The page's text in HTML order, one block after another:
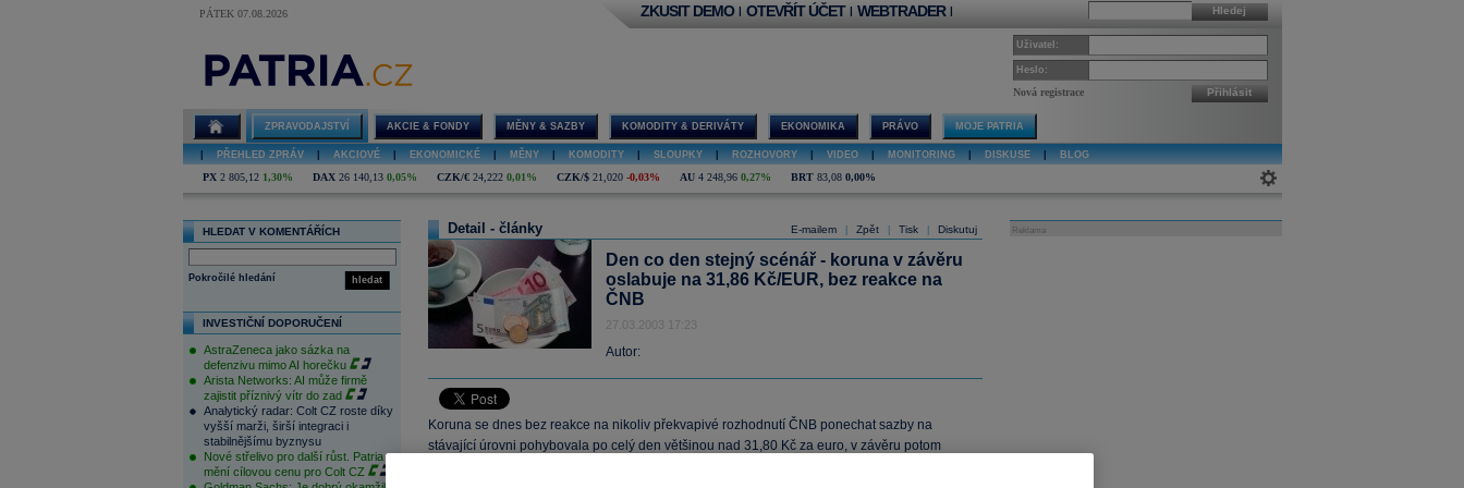
PÁTEK 07.08.2026 Hledej
ZKUSIT DEMO | OTEVŘÍT ÚČET | WEBTRADER |
Uživatel:
Heslo:
Nová registrace Přihlásit
ZPRAVODAJSTVÍ AKCIE & FONDY MĚNY & SAZBY KOMODITY & DERIVÁTY EKONOMIKA PRÁVO MOJE PATRIA
PŘEHLED ZPRÁV AKCIOVÉ EKONOMICKÉ MĚNY KOMODITY SLOUPKY ROZHOVORY VIDEO MONITORING DISKUSE BLOG
PX 2 805,12 1,30% DAX 26 140,13 0,05% CZK/€ 24,222 0,01% CZK/$ 21,020 -0,03% AU 4 248,96 0,27% BRT 83,08 0,00%
HLEDAT V KOMENTÁŘÍCH
hledat
Pokročilé hledání
INVESTIČNÍ DOPORUČENÍ
AstraZeneca jako sázka na
defenzivu mimo AI horečku
Arista Networks: AI může firmě
zajistit příznivý vítr do zad
Analytický radar: Colt CZ roste díky
vyšší marži, širší integraci i
stabilnějšímu byznysu
Nové střelivo pro další růst. Patria
mění cílovou cenu pro Colt CZ
E-mailem Zpět Tisk Diskutuj
Detail - články
Den co den stejný scénář - koruna v závěru
oslabuje na 31,86 Kč/EUR, bez reakce na
ČNB
27.03.2003 17:23
Autor:
Koruna se dnes bez reakce na nikoliv překvapivé rozhodnutí ČNB ponechat sazby na
stávající úrovni pohybovala po celý den většinou nad 31,80 Kč za euro, v závěru potom
Reklama